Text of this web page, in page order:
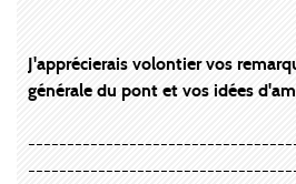
J'apprécierais volontier vos
générale du pont et vos idées